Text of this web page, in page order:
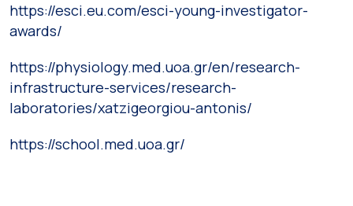
https://esci.eu.com/esci-young-investigator-
awards/
https://physiology.med.uoa.gr/en/research-
infrastructure-services/research-
laboratories/xatzigeorgiou-antonis/
https://school.med.uoa.gr/